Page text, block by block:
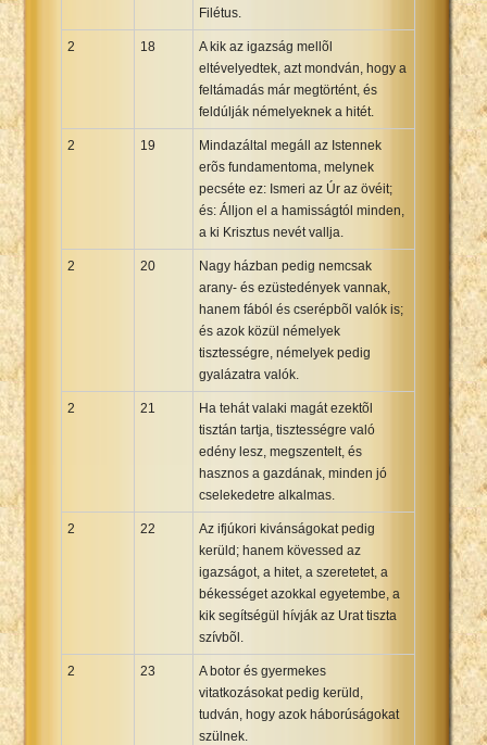
Filétus.
2 18
A kik az igazság mellõl
eltévelyedtek, azt mondván, hogy a
feltámadás már megtörtént, és
feldúlják némelyeknek a hitét.
2 19
Mindazáltal megáll az Istennek
erõs fundamentoma, melynek
pecséte ez: Ismeri az Úr az övéit;
és: Álljon el a hamisságtól minden,
a ki Krisztus nevét vallja.
2 20
Nagy házban pedig nemcsak
arany- és ezüstedények vannak,
hanem fából és cserépbõl valók is;
és azok közül némelyek
tisztességre, némelyek pedig
gyalázatra valók.
2 21
Ha tehát valaki magát ezektõl
tisztán tartja, tisztességre való
edény lesz, megszentelt, és
hasznos a gazdának, minden jó
cselekedetre alkalmas.
2 22
Az ifjúkori kivánságokat pedig
kerüld; hanem kövessed az
igazságot, a hitet, a szeretetet, a
békességet azokkal egyetembe, a
kik segítségül hívják az Urat tiszta
szívbõl.
2 23
A botor és gyermekes
vitatkozásokat pedig kerüld,
tudván, hogy azok háborúságokat
szülnek.